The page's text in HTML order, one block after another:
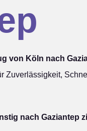
von Köln nach
Zuverlässigkeit,
nach Gaziantep